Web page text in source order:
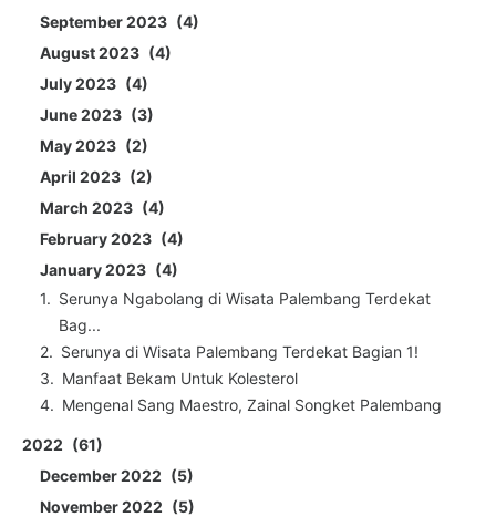
September 2023
4
August 2023
4
July 2023
4
June 2023
3
May 2023
2
April 2023
2
March 2023
4
February 2023
4
January 2023
4
Serunya Ngabolang di Wisata Palembang Terdekat
Bag...
Serunya di Wisata Palembang Terdekat Bagian 1!
Manfaat Bekam Untuk Kolesterol
Mengenal Sang Maestro, Zainal Songket Palembang
2022
61
December 2022
5
November 2022
5